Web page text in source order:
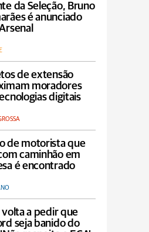
da Seleção, Bruno
é anunciado
de extensão
moradores
digitais
de motorista que
caminhão em
é encontrado
volta a pedir que
seja banido do